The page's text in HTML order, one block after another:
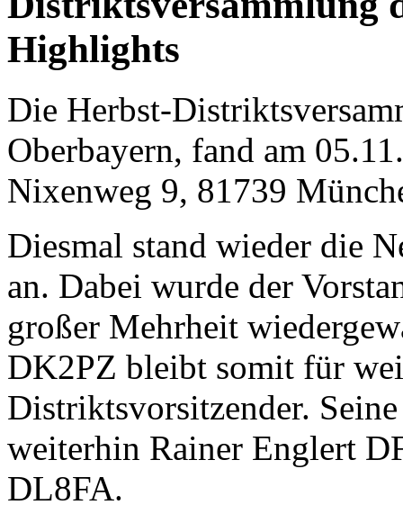
Highlights
Die Herbst-
Oberbayern, fand am
Nixenweg 9, 81739
Diesmal stand wieder die
an. Dabei wurde der
großer Mehrheit
DK2PZ bleibt somit für
Distriktsvorsitzender.
weiterhin Rainer Englert
DL8FA.